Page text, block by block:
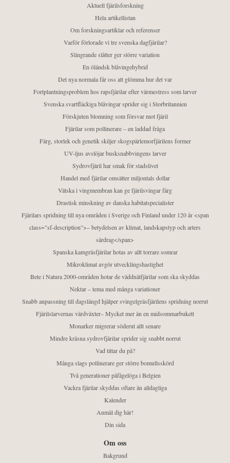
Aktuell fjärilsforskning
Hela artikellistan
Om forskningsartiklar och referenser
Varför förlorade vi tre svenska dagfjärilar?
Slingrande slåtter ger större variation
En öländsk blåvingehybrid
Det nya normala får oss att glömma hur det var
Fortplantningsproblem hos rapsfjärilar efter värmestress som larver
Svenska svartfläckiga blåvingar sprider sig i Storbritannien
Förskjuten blomning som försvar mot fjäril
Fjärilar som pollinerare – en laddad fråga
Färg, storlek och genetik skiljer skogspärlemorfjärilens former
UV-ljus avslöjar busksnabbvingens larver
Sydrovfjäril har smak för stadslivet
Handel med fjärilar omsätter miljontals dollar
Vätska i vingmembran kan ge fjärilsvingar färg
Drastisk minskning av danska habitatspecialister
Fjärilars spridning till nya områden i Sverige och Finland under 120 år <span
class="sf-description">– betydelsen av klimat, landskapstyp och arters
särdrag</span>
Spanska kamgräsfjärilar hotas av allt torrare somrar
Mikroklimat avgör utvecklingshastighet
Bete i Natura 2000-områden hotar de väddnätfjärilar som ska skyddas
Nektar – tema med många variationer
Snabb anpassning till dagslängd hjälper svingelgräsfjärilens spridning norrut
Fjärilslarvernas värdväxter– Mycket mer än en midsommarbukett
Monarker migrerar söderut allt senare
Mindre kräsna sydrovfjärilar sprider sig snabbt norrut
Vad tittar du på?
Många slags pollinerare ger större bomullsskörd
Två generationer påfågelöga i Belgien
Vackra fjärilar skyddas oftare än alldagliga
Kalender
Anmäl dig här!
Din sida
Om oss
Bakgrund